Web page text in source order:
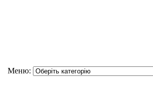
Меню: